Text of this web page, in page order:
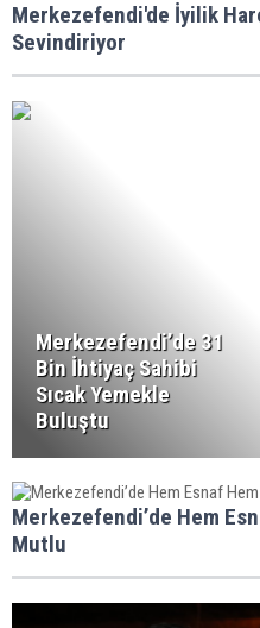
Merkezefendi'de İyilik
Sevindiriyor
Merkezefendi’de 31
Bin İhtiyaç Sahibi
Sıcak Yemekle
Buluştu
Merkezefendi’de Hem
Mutlu